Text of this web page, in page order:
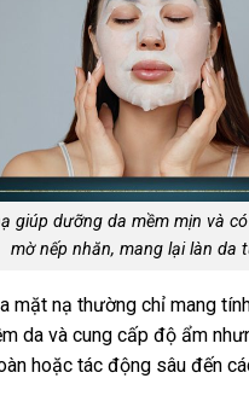
giúp dưỡng da mềm mịn và
mờ nếp nhăn, mang lại làn da
mặt nạ thường chỉ mang
da và cung cấp độ ẩm
hoặc tác động sâu đến